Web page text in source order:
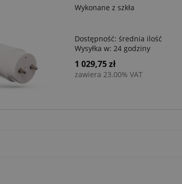
Wykonane z szkła
Dostępność: średnia ilość
Wysyłka w: 24 godziny
1 029,75 zł
zawiera 23.00% VAT